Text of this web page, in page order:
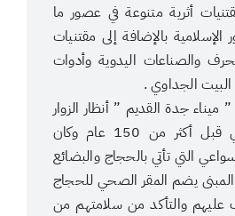
أثرية متنوعة في عصور ما
بالإضافة إلى مقتنيات
والصناعات اليدوية وأدوات
البيت الجداوي .
جدة القديم ” أنظار الزوار
بعراقة بنائه العثماني قبل أكثر من 150 عام وكان
التي تأتي بالحجاج والبضائع
يضم المقر الصحي للحجاج
عليهم والتأكد من سلامتهم من